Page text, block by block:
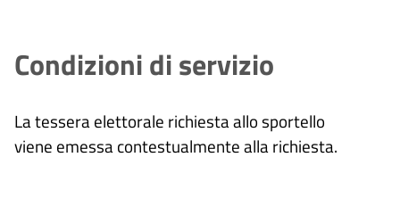
Condizioni di servizio
La tessera elettorale richiesta allo sportello
viene emessa contestualmente alla richiesta.